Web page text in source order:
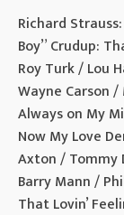
Richard
Boy” Crudup:
Roy Turk / Lou
Wayne Carson
Always on My
Now My Love
Axton / Tommy
Barry Mann /
That Lovin’